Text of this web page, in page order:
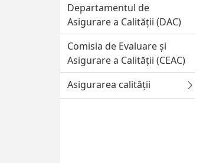
Departamentul de
Asigurare a Calității (DAC)
Comisia de Evaluare și
Asigurare a Calității (CEAC)
Asigurarea calității